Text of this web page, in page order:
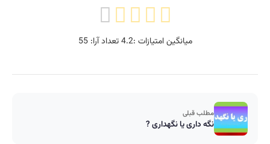
میانگین امتیازات :4.2تعداد آرا:55
مطلب قبلی
نگه داری یا نگهداری ?